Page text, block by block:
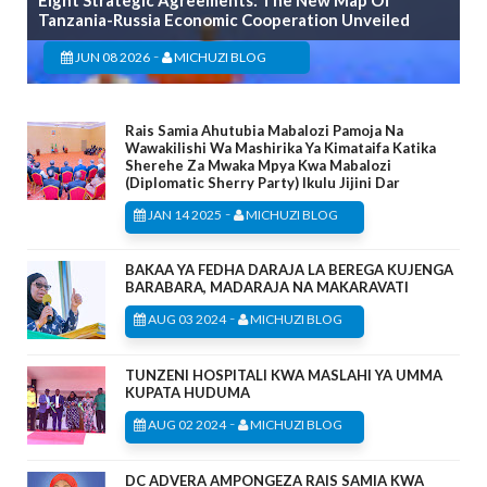
Tanzania-Russia Economic Cooperation Unveiled
JUN 08 2026 - MICHUZI BLOG
Rais Samia Ahutubia Mabalozi Pamoja Na
Wawakilishi Wa Mashirika Ya Kimataifa Katika
Sherehe Za Mwaka Mpya Kwa Mabalozi
(Diplomatic Sherry Party) Ikulu Jijini Dar
JAN 14 2025 - MICHUZI BLOG
BAKAA YA FEDHA DARAJA LA BEREGA KUJENGA
BARABARA, MADARAJA NA MAKARAVATI
AUG 03 2024- MICHUZI BLOG
TUNZENI HOSPITALI KWA MASLAHI YA UMMA
KUPATA HUDUMA
AUG 02 2024- MICHUZI BLOG
DC ADVERA AMPONGEZA RAIS SAMIA KWA